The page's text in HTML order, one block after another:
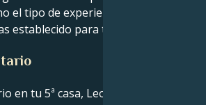
el tipo de experiencia puramente
establecido para todos.
en tu 5ª casa, Leo - el dominio de